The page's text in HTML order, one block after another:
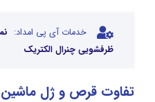
خدمات آی پی امداد:
ظرفشویی چنرال الکتریک
تفاوت قرص و ژل